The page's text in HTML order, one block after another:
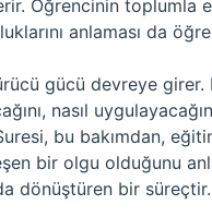
Öğrencinin
anlaması da
gücü devreye girer.
nasıl
bu bakımdan,
bir olgu olduğunu
dönüştüren bir süreçtir.